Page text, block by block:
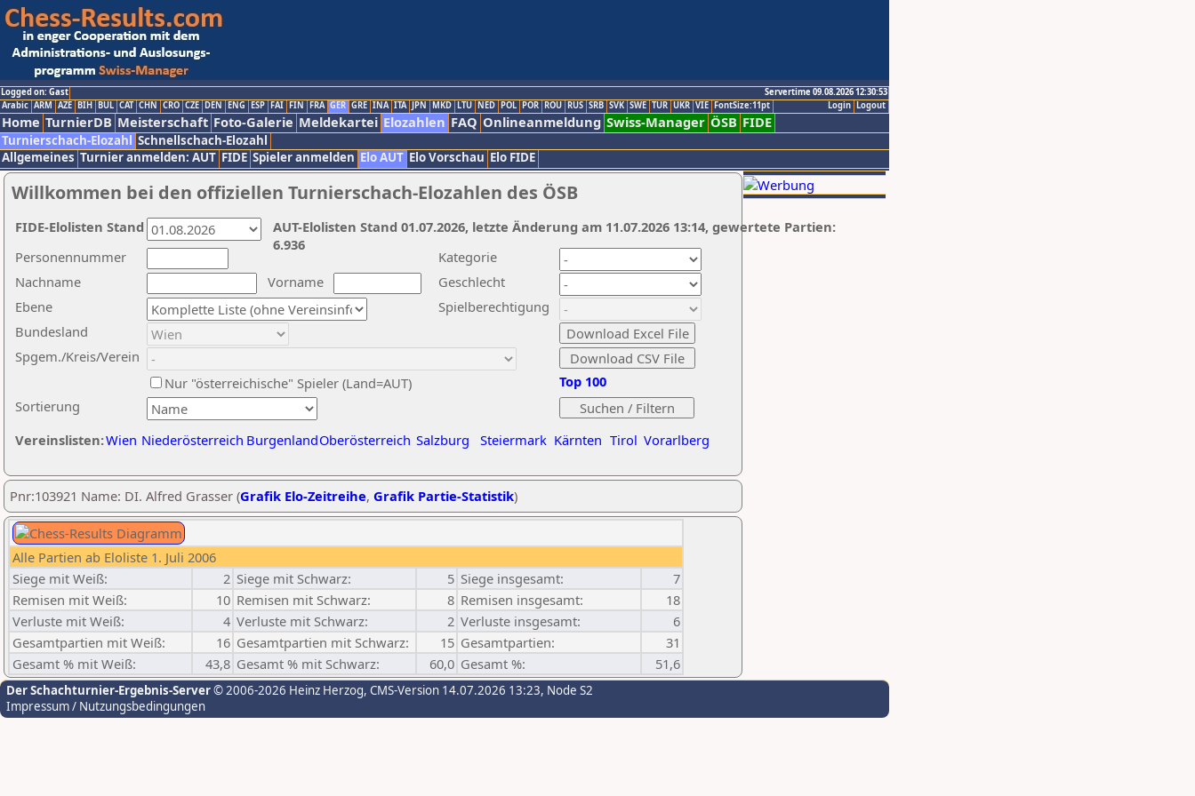
Logged on: Gast
Servertime 09.08.2026 12:30:53
Logout
Login
Arabic ARM AZE BIH BUL CAT CHN CRO CZE DEN ENG ESP FAI FIN FRA GER GRE INA ITA JPN MKD LTU NED POL POR ROU RUS SRB SVK SWE TUR UKR VIE FontSize:11pt
Home TurnierDB Meisterschaft Foto-Galerie Meldekartei Elozahlen FAQ Onlineanmeldung Swiss-Manager ÖSB FIDE
Turnierschach-Elozahl Schnellschach-Elozahl
Allgemeines Turnier anmelden: AUT FIDE Spieler anmelden Elo AUT Elo Vorschau Elo FIDE
Willkommen bei den offiziellen Turnierschach-Elozahlen des ÖSB
Nachname
Vorname
Ebene
Kategorie
Sortierung
Personennummer
Bundesland
Spgem./Kreis/Verein
Geschlecht
Nur "österreichische" Spieler (Land=AUT)
Spielberechtigung
Vereinslisten:Wien Niederösterreich BurgenlandOberösterreich Salzburg Steiermark Kärnten Tirol Vorarlberg
Top 100
AUT-Elolisten Stand 01.07.2026, letzte Änderung am 11.07.2026 13:14, gewertete Partien:
6.936
FIDE-Elolisten Stand
Pnr:103921 Name: DI. Alfred Grasser (Grafik Elo-Zeitreihe, Grafik Partie-Statistik)
Alle Partien ab Eloliste 1. Juli 2006
Siege mit Weiß:
2 Siege mit Schwarz: 5 Siege insgesamt:
7
Remisen mit Weiß:
10 Remisen mit Schwarz: 8 Remisen insgesamt:
18
Verluste mit Weiß:
4 Verluste mit Schwarz: 2 Verluste insgesamt:
6
Gesamtpartien mit Weiß:
16 Gesamtpartien mit Schwarz: 15 Gesamtpartien:
31
Gesamt % mit Weiß:
43,8 Gesamt % mit Schwarz: 60,0 Gesamt %: 51,6
Der Schachturnier-Ergebnis-Server© 2006-2026 Heinz Herzog, CMS-Version 14.07.2026 13:23, Node S2
Impressum / Nutzungsbedingungen